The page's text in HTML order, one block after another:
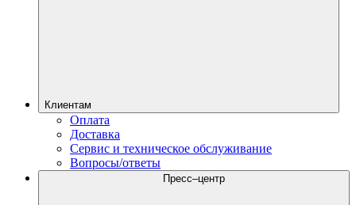
Клиентам
Оплата
Доставка
Сервис и техническое обслуживание
Вопросы/ответы
Пресс–центр